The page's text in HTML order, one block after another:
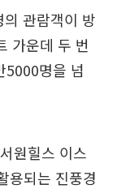
관람객이 방
가운데 두 번
5000명을 넘
원힐스 이스
용되는 진풍경